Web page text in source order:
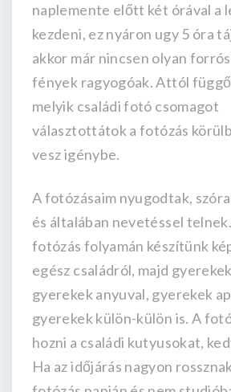
naplemente előtt két órával a
kezdeni, ez nyáron ugy 5 óra
akkor már nincsen olyan
fények ragyogóak. Attól
melyik családi fotó csomagot
választottátok a fotózás
vesz igénybe.
A fotózásaim nyugodtak,
és általában nevetéssel
fotózás folyamán készítünk
egész családról, majd
gyerekek anyuval, gyerekek
gyerekek külön-külön is. A
hozni a családi kutyusokat,
Ha az időjárás nagyon